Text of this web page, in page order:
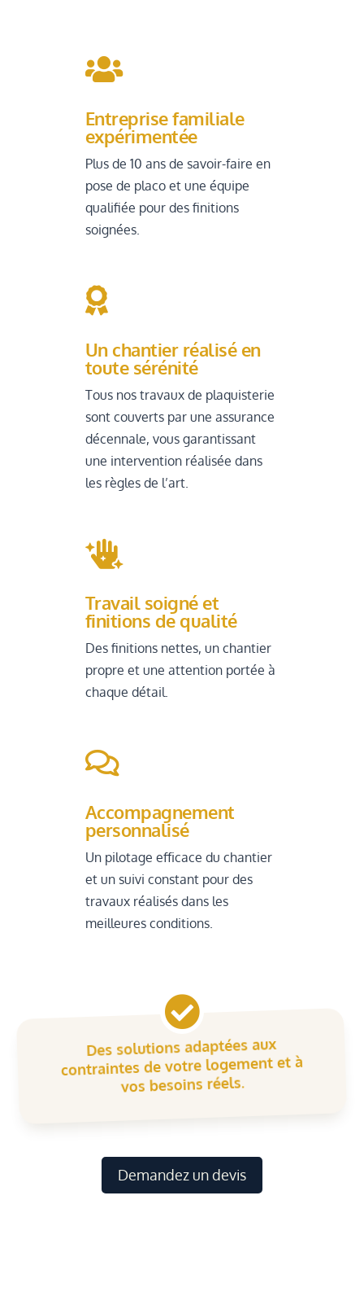

Entreprise familiale
expérimentée
Plus de 10 ans de savoir-faire en
pose de placo et une équipe
qualifiée pour des finitions
soignées.

Un chantier réalisé en
toute sérénité
Tous nos travaux de plaquisterie
sont couverts par une assurance
décennale, vous garantissant
une intervention réalisée dans
les règles de l’art.

Travail soigné et
finitions de qualité
Des finitions nettes, un chantier
propre et une attention portée à
chaque détail.

Accompagnement
personnalisé
Un pilotage efficace du chantier
et un suivi constant pour des
travaux réalisés dans les
meilleures conditions.

Des solutions adaptées aux
contraintes de votre logement et à
vos besoins réels.
Demandez un devis